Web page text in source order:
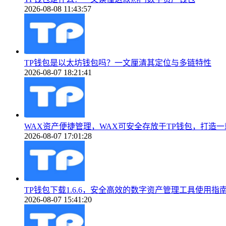
2026-08-08 11:43:57
TP钱包是以太坊钱包吗？一文厘清其定位与多链特性
2026-08-07 18:21:41
WAX资产便捷管理，WAX可安全存放于TP钱包，打造一
2026-08-07 17:01:28
TP钱包下载1.6.6，安全高效的数字资产管理工具使用指
2026-08-07 15:41:20